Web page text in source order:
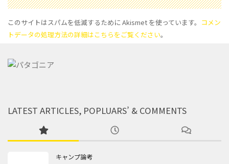
このサイトはスパムを低減するために Akismet を使っています。 コメン
トデータの処理方法の詳細はこちらをご覧ください。
LATEST ARTICLES, POPLUARS’ & COMMENTS
キャンプ論考